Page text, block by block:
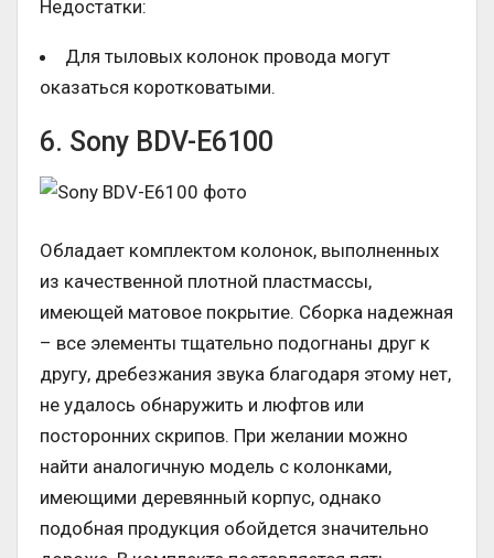
Недостатки:
Для тыловых колонок провода могут
оказаться коротковатыми.
6. Sony BDV-E6100
Обладает комплектом колонок, выполненных
из качественной плотной пластмассы,
имеющей матовое покрытие. Сборка надежная
– все элементы тщательно подогнаны друг к
другу, дребезжания звука благодаря этому нет,
не удалось обнаружить и люфтов или
посторонних скрипов. При желании можно
найти аналогичную модель с колонками,
имеющими деревянный корпус, однако
подобная продукция обойдется значительно